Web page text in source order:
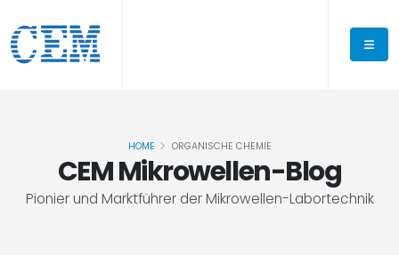
CEM Mikrowellen-Blog
Pionier und Marktführer der Mikrowellen-Labortechnik
HOME ORGANISCHE CHEMIE